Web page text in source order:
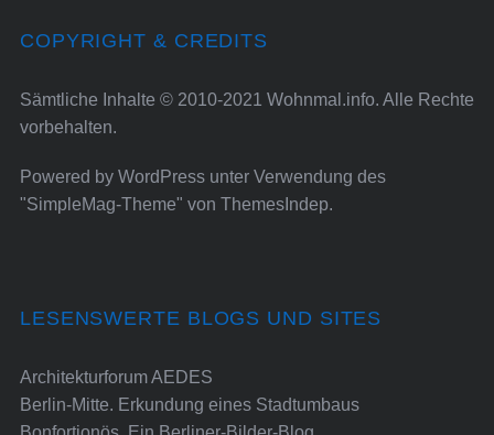
COPYRIGHT & CREDITS
Sämtliche Inhalte © 2010-2021 Wohnmal.info. Alle Rechte
vorbehalten.
Powered by WordPressunter Verwendung des
"SimpleMag-Theme" von ThemesIndep.
LESENSWERTE BLOGS UND SITES
Architekturforum AEDES
Berlin-Mitte. Erkundung eines Stadtumbaus